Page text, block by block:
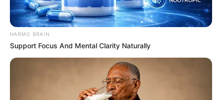
Όλα έγιναν μέσα σε λίγα λεπτά και
κανένας δεν μπορούσε να πιστέψει το
θέαμα που έβλεπε
Ο καιρός στην Κύμη , σκοτείνιασε και ξαφνικά
άρχισε να παίρνει τα τραπέζια και τις
καρέκλες. Ένα απίθανο βίντεο το 2015 που
έγινε viral, δείχνοντας την μανία της φύσης.
HARMO BRAIN
Support Focus And Mental Clarity Naturally